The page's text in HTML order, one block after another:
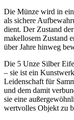
Die Münze wird in
als sichere
dient. Der Zustand
makellosem Zustand
über Jahre hinweg
Die 5 Unze Silber
– sie ist ein
Leidenschaft für
und dem damit
sie eine
wertvolles Objekt zu